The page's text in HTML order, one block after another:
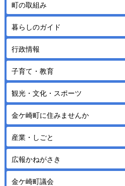
町の取組み
暮らしのガイド
行政情報
子育て・教育
観光・文化・スポーツ
金ケ崎町に住みませんか
産業・しごと
広報かねがさき
金ケ崎町議会